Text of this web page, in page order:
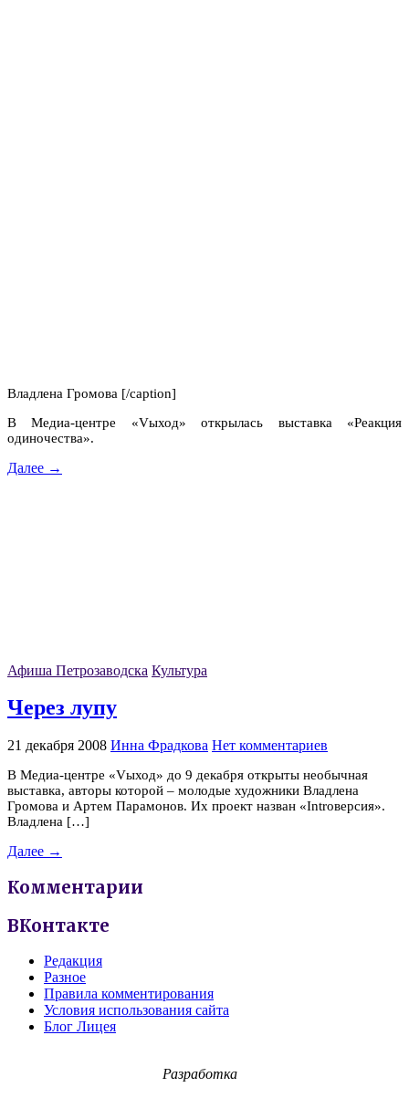
Владлена Громова [/caption]
В Медиа-центре «Vыход» открылась выставка «Реакция
одиночества».
Далее →
Афиша Петрозаводска Культура
Через лупу
21 декабря 2008 Инна Фрадкова Нет комментариев
В Медиа-центре «Vыход» до 9 декабря открыты необычная
выставка, авторы которой – молодые художники Владлена
Громова и Артем Парамонов. Их проект назван «Introверсия».
Владлена […]
Далее →
Комментарии
ВКонтакте
Редакция
Разное
Правила комментирования
Условия использования сайта
Блог Лицея
Разработка